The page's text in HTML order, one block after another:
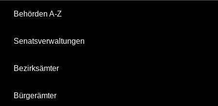
Behörden A-Z
Senatsverwaltungen
Bezirksämter
Bürgerämter